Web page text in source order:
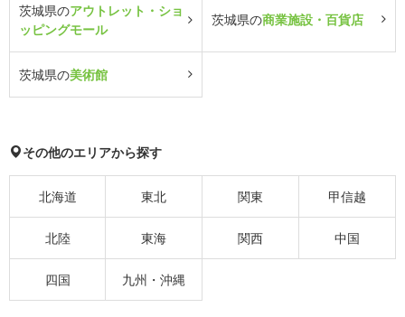
茨城県のアウトレット・ショ
ッピングモール
茨城県の商業施設・百貨店
茨城県の美術館
その他のエリアから探す
北海道 東北 関東 甲信越
北陸 東海 関西 中国
四国 九州・沖縄